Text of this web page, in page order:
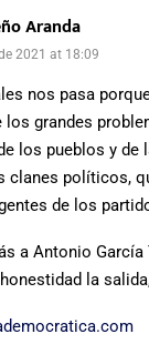
Aranda
2021 at 18:09
nos pasa
los grandes
los pueblos y de
clanes políticos,
de los
a Antonio García
la